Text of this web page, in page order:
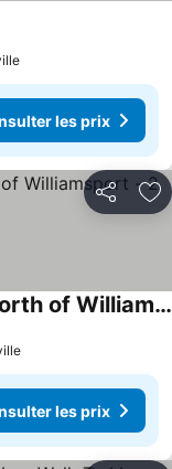
les prix
Partager
Soothing house with AC just north of Williamsport - 2 bedrooms
les prix